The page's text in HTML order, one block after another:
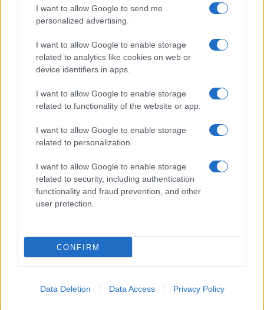
I want to allow Google to send me
personalized advertising.
I want to allow Google to enable storage
related to analytics like cookies on web or
device identifiers in apps.
I want to allow Google to enable storage
related to functionality of the website or app.
I want to allow Google to enable storage
related to personalization.
I want to allow Google to enable storage
related to security, including authentication
functionality and fraud prevention, and other
user protection.
CONFIRM
Data Deletion Data Access Privacy Policy
FITNESS
Wearable senza schermo: guida pratica a sonno, HRV
e recupero
FITNESS